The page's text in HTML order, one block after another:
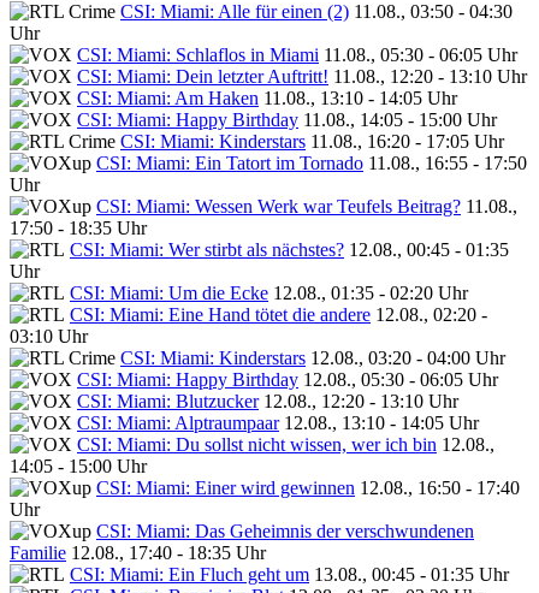
CSI: Miami: Alle für einen (2) 11.08., 03:50 - 04:30
Uhr
CSI: Miami: Schlaflos in Miami 11.08., 05:30 - 06:05 Uhr
CSI: Miami: Dein letzter Auftritt! 11.08., 12:20 - 13:10 Uhr
CSI: Miami: Am Haken 11.08., 13:10 - 14:05 Uhr
CSI: Miami: Happy Birthday 11.08., 14:05 - 15:00 Uhr
CSI: Miami: Kinderstars 11.08., 16:20 - 17:05 Uhr
CSI: Miami: Ein Tatort im Tornado 11.08., 16:55 - 17:50
Uhr
CSI: Miami: Wessen Werk war Teufels Beitrag? 11.08.,
17:50 - 18:35 Uhr
CSI: Miami: Wer stirbt als nächstes? 12.08., 00:45 - 01:35
Uhr
CSI: Miami: Um die Ecke 12.08., 01:35 - 02:20 Uhr
CSI: Miami: Eine Hand tötet die andere 12.08., 02:20 -
03:10 Uhr
CSI: Miami: Kinderstars 12.08., 03:20 - 04:00 Uhr
CSI: Miami: Happy Birthday 12.08., 05:30 - 06:05 Uhr
CSI: Miami: Blutzucker 12.08., 12:20 - 13:10 Uhr
CSI: Miami: Alptraumpaar 12.08., 13:10 - 14:05 Uhr
CSI: Miami: Du sollst nicht wissen, wer ich bin 12.08.,
14:05 - 15:00 Uhr
CSI: Miami: Einer wird gewinnen 12.08., 16:50 - 17:40
Uhr
CSI: Miami: Das Geheimnis der verschwundenen
Familie 12.08., 17:40 - 18:35 Uhr
CSI: Miami: Ein Fluch geht um 13.08., 00:45 - 01:35 Uhr